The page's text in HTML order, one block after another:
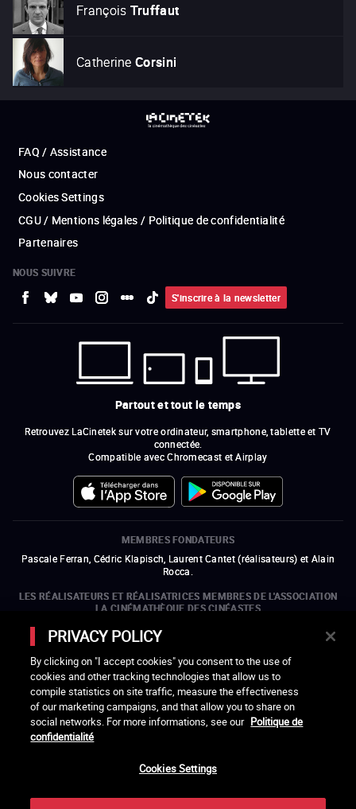
François Truffaut
Catherine Corsini
FAQ / Assistance
Nous contacter
Cookies Settings
CGU / Mentions légales / Politique de confidentialité
Partenaires
NOUS SUIVRE
S'inscrire à la newsletter
Partout et tout le temps
Retrouvez LaCinetek sur votre ordinateur, smartphone, tablette et TV
connectée.
Compatible avec Chromecast et Airplay
MEMBRES FONDATEURS
Pascale Ferran, Cédric Klapisch, Laurent Cantet (réalisateurs) et Alain
Rocca.
LES RÉALISATEURS ET RÉALISATRICES MEMBRES DE L'ASSOCIATION
LA CINÉMATHÈQUE DES CINÉASTES
Olivier Assayas, Bertrand Bonello, Michel Hazanavicius (représentant de
l'ARP), Rebecca Zlotowski et Mikael Buch (représentant de la SRF)
LES ORGANISMES MEMBRES DE L'ASSOCIATION LA CINÉMATHÈQUE
DES CINÉASTES
PRIVACY POLICY
By clicking on "I accept cookies" you consent to the use of
cookies and other tracking technologies that allow us to
compile statistics on site traffic, measure the effectiveness
of our marketing campaigns, and that allow you to share on
social networks. For more informations, see our Politique de
confidentialité
Cookies Settings